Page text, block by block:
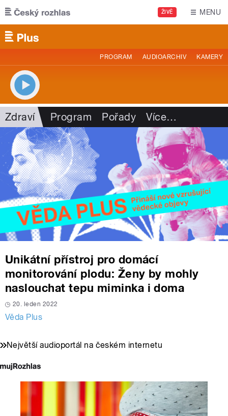
Přejít k hlavnímu obsahu
ŽIVĚ MENU
PROGRAM AUDIOARCHIV KAMERY
Zdraví Program Pořady Více…
Unikátní přístroj pro domácí
monitorování plodu: Ženy by mohly
naslouchat tepu miminka i doma
20. leden 2022
Věda Plus
Největší audioportál na českém internetu